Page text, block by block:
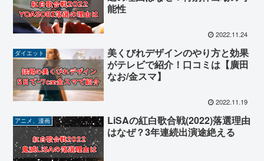
能性
2022.11.24
ダイエット
美くびれデザインのやり方と効果
がテレビで紹介！口コミは【廣田
なお/金スマ】
2022.11.19
アニメ、漫画
LiSAの紅白歌合戦(2022)落選理由
はなぜ？3年連続出演途絶える